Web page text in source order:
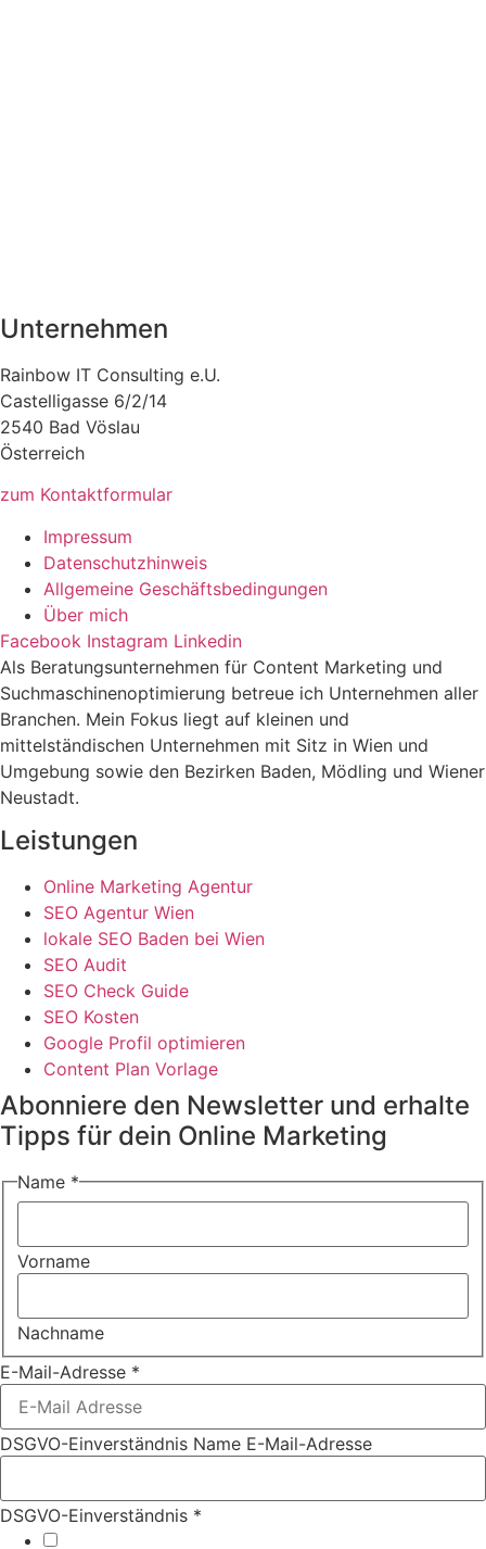
Unternehmen
Rainbow IT Consulting e.U.
Castelligasse 6/2/14
2540 Bad Vöslau
Österreich
zum Kontaktformular
Impressum
Datenschutzhinweis
Allgemeine Geschäftsbedingungen
Über mich
Facebook Instagram Linkedin
Als Beratungsunternehmen für Content Marketing und
Suchmaschinenoptimierung betreue ich Unternehmen aller
Branchen. Mein Fokus liegt auf kleinen und
mittelständischen Unternehmen mit Sitz in Wien und
Umgebung sowie den Bezirken Baden, Mödling und Wiener
Neustadt.
Leistungen
Online Marketing Agentur
SEO Agentur Wien
lokale SEO Baden bei Wien
SEO Audit
SEO Check Guide
SEO Kosten
Google Profil optimieren
Content Plan Vorlage
Abonniere den Newsletter und erhalte
Tipps für dein Online Marketing
Name *
Vorname
Nachname
E-Mail-Adresse *
DSGVO-Einverständnis Name E-Mail-Adresse
DSGVO-Einverständnis *